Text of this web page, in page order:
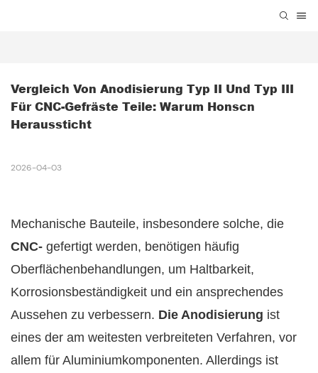
Vergleich Von Anodisierung Typ II Und Typ III
Für CNC-Gefräste Teile: Warum Honscn
Heraussticht
2026-04-03
Mechanische Bauteile, insbesondere solche, die
CNC- gefertigt werden, benötigen häufig
Oberflächenbehandlungen, um Haltbarkeit,
Korrosionsbeständigkeit und ein ansprechendes
Aussehen zu verbessern. Die Anodisierung ist
eines der am weitesten verbreiteten Verfahren, vor
allem für Aluminiumkomponenten. Allerdings ist